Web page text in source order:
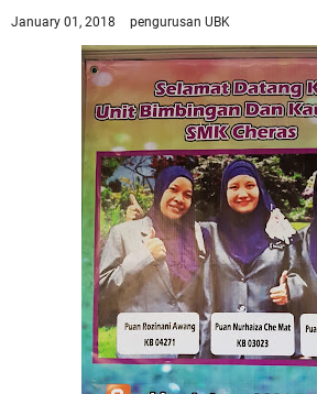
January 01, 2018 pengurusan UBK